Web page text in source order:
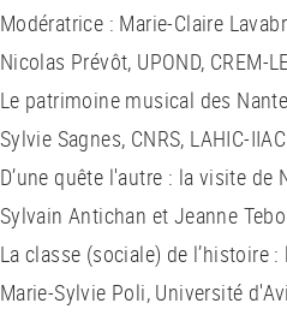
Modératrice : Marie-Claire
Nicolas Prévôt, UPOND, CREM-
Le patrimoine musical des
Sylvie Sagnes, CNRS, LAHIC-IIAC
D’une quête l'autre : la visite de
Sylvain Antichan et Jeanne
La classe (sociale) de
Marie-Sylvie Poli, Université